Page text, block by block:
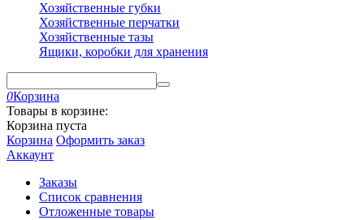
Хозяйственные губки
Хозяйственные перчатки
Хозяйственные тазы
Ящики, коробки для хранения
0Корзина
Товары в корзине:
Корзина пуста
Корзина Оформить заказ
Аккаунт
Заказы
Список сравнения
Отложенные товары